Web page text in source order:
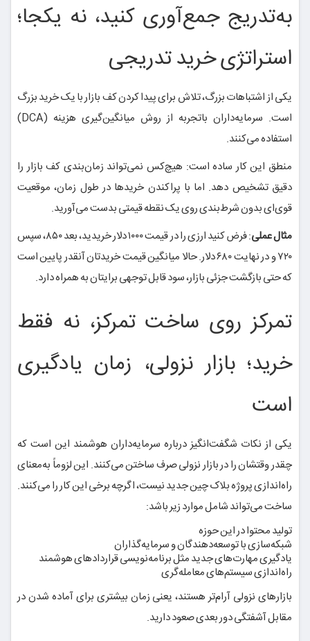
به‌تدریج جمع‌آوری کنید، نه یکجا؛
استراتژی خرید تدریجی
یکی از اشتباهات بزرگ، تلاش برای پیدا کردن کف بازار با یک خرید بزرگ
است. سرمایه‌داران باتجربه از روش میانگین‌گیری هزینه (DCA)
استفاده می‌کنند.
منطق این کار ساده است: هیچ‌کس نمی‌تواند زمان‌بندی کف بازار را
دقیق تشخیص دهد. اما با پراکندن خریدها در طول زمان، موقعیت
قوی‌ای بدون شرط‌بندی روی یک نقطه قیمتی بدست می‌آورید.
مثال عملی
: فرض کنید ارزی را در قیمت ۱۰۰۰ دلار خریدید، بعد ۸۵۰، سپس
۷۲۰ و در نهایت ۶۸۰ دلار. حالا میانگین قیمت خریدتان آنقدر پایین است
که حتی بازگشت جزئی بازار، سود قابل توجهی برایتان به همراه دارد.
تمرکز روی ساخت تمرکز، نه فقط
خرید؛ بازار نزولی، زمان یادگیری
است
یکی از نکات شگفت‌انگیز درباره سرمایه‌داران هوشمند این است که
چقدر وقتشان را در بازار نزولی صرف ساختن می‌کنند. این لزوماً به‌معنای
راه‌اندازی پروژه بلاک چین جدید نیست، اگرچه برخی این کار را می‌کنند.
ساخت می‌تواند شامل موارد زیر باشد:
تولید محتوا در این حوزه
شبکه‌سازی با توسعه‌دهندگان و سرمایه‌گذاران
یادگیری مهارت‌های جدید مثل برنامه‌نویسی قراردادهای هوشمند
راه‌اندازی سیستم‌های معامله‌گری
بازارهای نزولی آرام‌تر هستند، یعنی زمان بیشتری برای آماده شدن در
مقابل آشفتگی دور بعدی صعود دارید.